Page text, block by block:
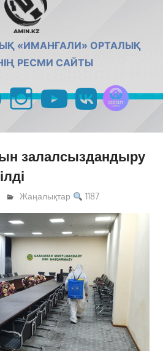
«ИМАНҒАЛИ» ОРТАЛЫҚ
РЕСМИ САЙТЫ
facebookinstagramyoutubevk
залалсыздандыру
Жаңалықтар 1187